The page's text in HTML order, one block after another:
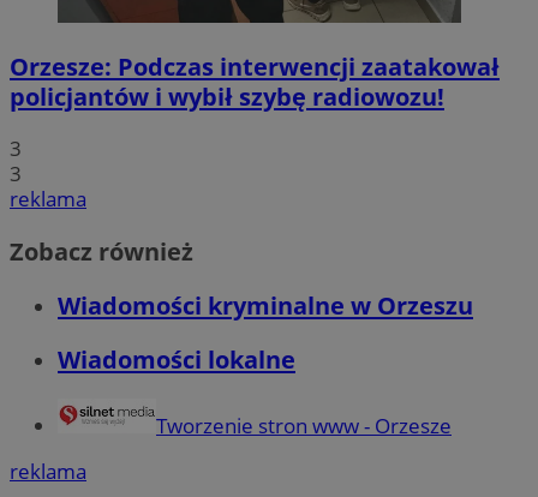
Orzesze: Podczas interwencji zaatakował
policjantów i wybił szybę radiowozu!
3
3
reklama
Zobacz również
Wiadomości kryminalne w Orzeszu
Wiadomości lokalne
Tworzenie stron www - Orzesze
reklama